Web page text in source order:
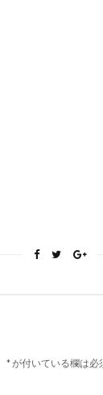
*が付いている欄は必